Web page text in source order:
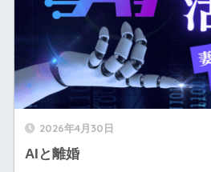
2026年4月30日
AIと離婚